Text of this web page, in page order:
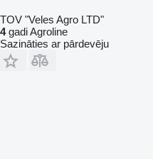
TOV "Veles Agro LTD"
4gadi Agroline
Sazināties ar pārdevēju